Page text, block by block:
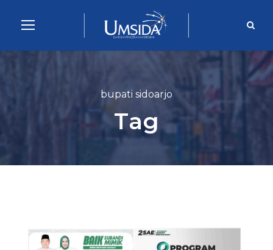
bupati sidoarjo
Tag